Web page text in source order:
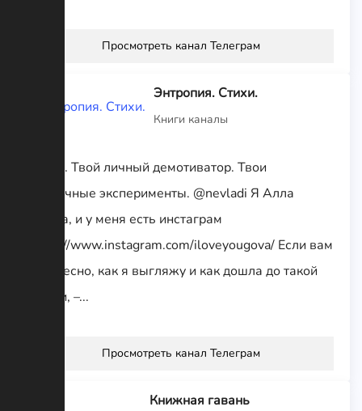
Просмотреть канал Телеграм
Энтропия. Стихи.
Книги каналы
Стихи. Твой личный демотиватор. Твои
одиночные эксперименты. @nevladi Я Алла
Югова, и у меня есть инстаграм
https://www.instagram.com/iloveyougova/ Если вам
интересно, как я выгляжу и как дошла до такой
жизни, –...
Просмотреть канал Телеграм
Книжная гавань